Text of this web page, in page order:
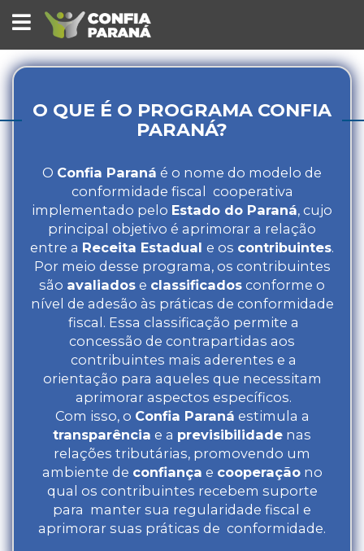
PROGRAMA
DE
CONFORMIDADE
FISCAL
DO
PARANÁ
O QUE É O PROGRAMA CONFIA
PARANÁ?
O Confia Paraná é o nome do modelo de
conformidade fiscal cooperativa
implementado pelo Estado do Paraná, cujo
principal objetivo é aprimorar a relação
entre a Receita Estadual e os contribuintes.
Por meio desse programa, os contribuintes
são avaliados e classificados conforme o
nível de adesão às práticas de conformidade
fiscal. Essa classificação permite a
concessão de contrapartidas aos
contribuintes mais aderentes e a
orientação para aqueles que necessitam
aprimorar aspectos específicos.
Com isso, o Confia Paraná estimula a
transparência e a previsibilidade nas
relações tributárias, promovendo um
ambiente de confiança e cooperaçãono
qual os contribuintes recebem suporte
para manter sua regularidade fiscal e
aprimorar suas práticas de conformidade.